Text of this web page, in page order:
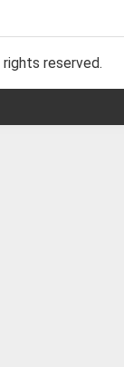
reserved.